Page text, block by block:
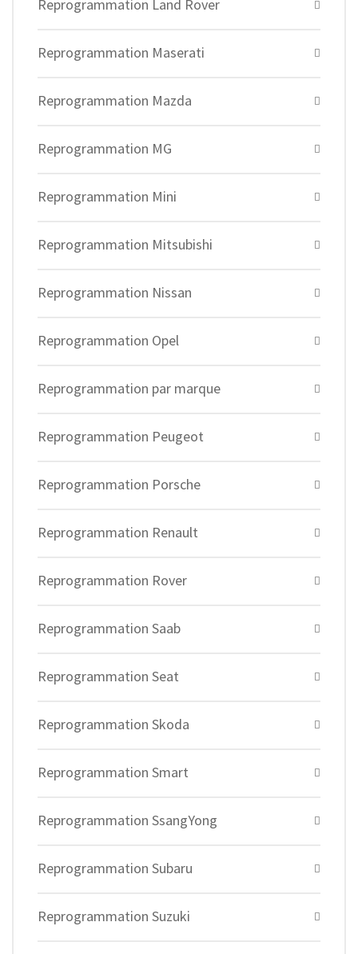
Reprogrammation Land Rover
Reprogrammation Maserati
Reprogrammation Mazda
Reprogrammation MG
Reprogrammation Mini
Reprogrammation Mitsubishi
Reprogrammation Nissan
Reprogrammation Opel
Reprogrammation par marque
Reprogrammation Peugeot
Reprogrammation Porsche
Reprogrammation Renault
Reprogrammation Rover
Reprogrammation Saab
Reprogrammation Seat
Reprogrammation Skoda
Reprogrammation Smart
Reprogrammation SsangYong
Reprogrammation Subaru
Reprogrammation Suzuki